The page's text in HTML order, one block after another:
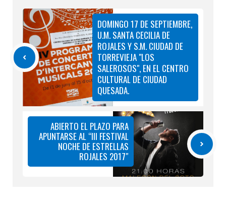
DOMINGO 17 DE SEPTIEMBRE,
U.M. SANTA CECILIA DE
ROJALES Y S.M. CIUDAD DE
TORREVIEJA "LOS
SALEROSOS", EN EL CENTRO
CULTURAL DE CIUDAD
QUESADA.
ABIERTO EL PLAZO PARA
APUNTARSE AL “III FESTIVAL
NOCHE DE ESTRELLAS
ROJALES 2017″